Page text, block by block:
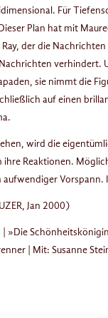
Für
Plan hat mit
der die
verhindert.
sie nimmt die
auf einen
wird die
ihre Reaktionen.
aufwendiger
Jan 2000)
| »Die
| Mit: Susanne